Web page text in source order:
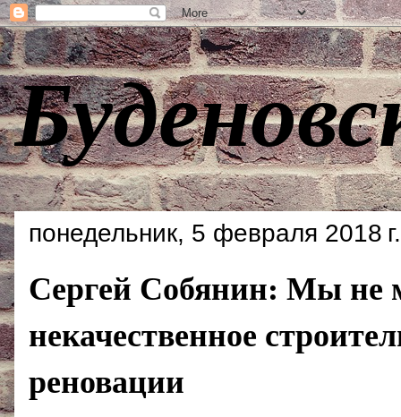
понедельник, 5 февраля 2018 г.
Сергей Собянин: Мы не
некачественное
реновации